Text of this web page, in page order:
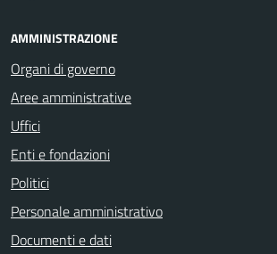
AMMINISTRAZIONE
Organi di governo
Aree amministrative
Uffici
Enti e fondazioni
Politici
Personale amministrativo
Documenti e dati